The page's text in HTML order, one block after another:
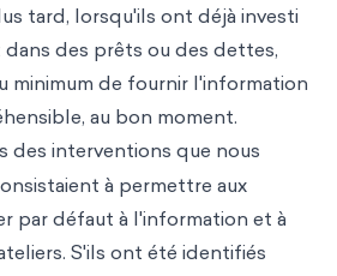
tard, lorsqu'ils ont déjà investi
des prêts ou des dettes,
minimum de fournir l'information
au bon moment.
des interventions que nous
à permettre aux
par défaut à l'information et à
S'ils ont été identifiés